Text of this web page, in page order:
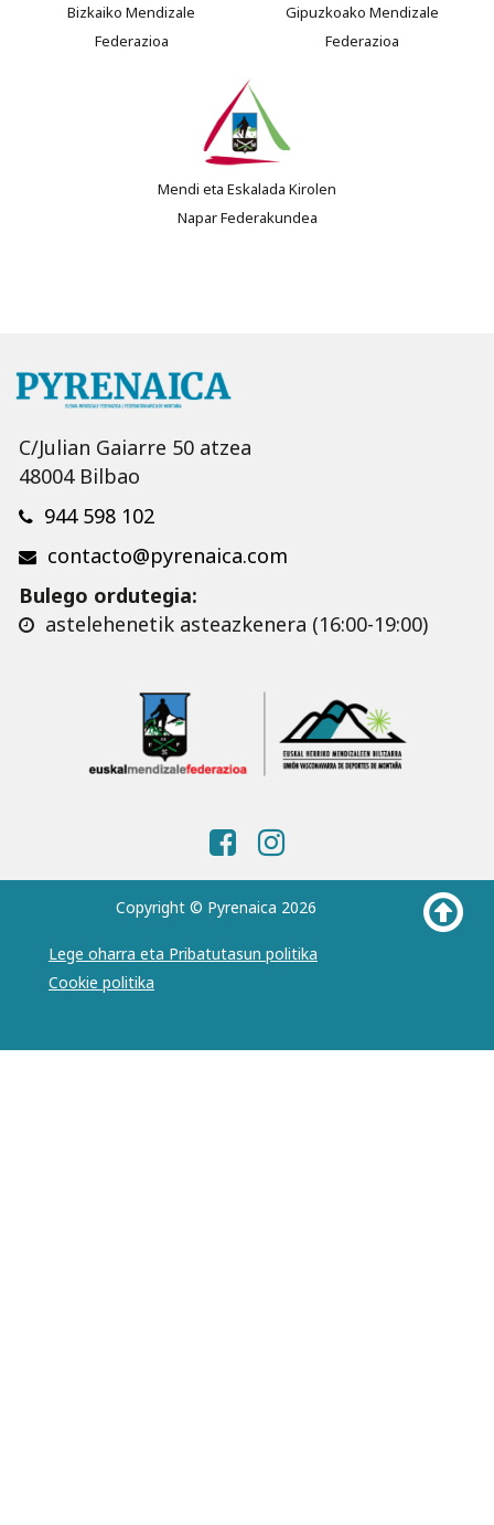
Bizkaiko Mendizale
Federazioa
Gipuzkoako Mendizale
Federazioa
Mendi eta Eskalada Kirolen
Napar Federakundea
C/Julian Gaiarre 50 atzea
48004 Bilbao
944 598 102
contacto@pyrenaica.com
Bulego ordutegia:
astelehenetik asteazkenera (16:00-19:00)
Copyright © Pyrenaica 2026
Lege oharra eta Pribatutasun politika
Cookie politika